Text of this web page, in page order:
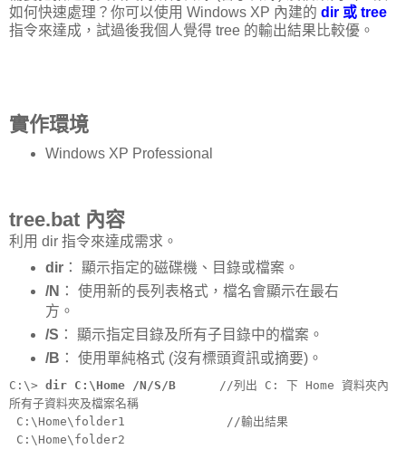
如何快速處理？你可以使用 Windows XP 內建的 dir 或 tree
指令來達成，試過後我個人覺得 tree 的輸出結果比較優。
實作環境
Windows XP Professional
tree.bat 內容
利用 dir 指令來達成需求。
dir： 顯示指定的磁碟機、目錄或檔案。
/N ： 使用新的長列表格式，檔名會顯示在最右
方。
/S ： 顯示指定目錄及所有子目錄中的檔案。
/B ： 使用單純格式 (沒有標頭資訊或摘要)。
C:\> dir C:\Home /N/S/B //列出 C: 下 Home 資料夾內
所有子資料夾及檔案名稱
C:\Home\folder1 //輸出結果
C:\Home\folder2